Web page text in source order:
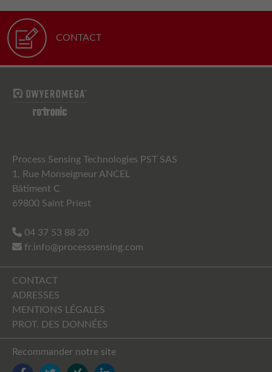
CONTACT
Process Sensing Technologies PST SAS
1, Rue Monseigneur ANCEL
Bâtiment C
69800 Saint Priest
04 37 53 88 20
fr.info@processsensing.com
CONTACT
ADRESSES
MENTIONS LÉGALES
PROT. DES DONNÉES
Recommander notre site